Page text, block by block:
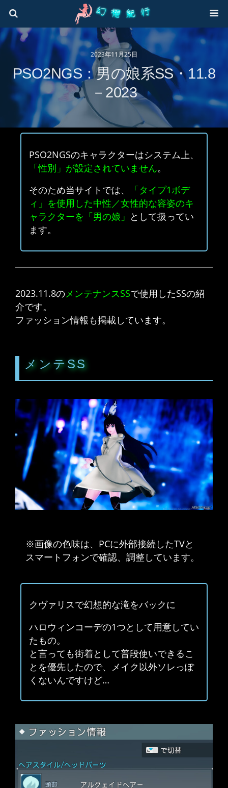
2023年11月25日
PSO2NGS：男の娘系SS・11.8
－2023
PSO2NGSのキャラクターはシステム上、
「性別」が設定されていません。
そのため当サイトでは、
「タイプ1ボデ
ィ」を使用した中性／女性的な容姿のキ
ャラクターを「男の娘」 として扱ってい
ます。
2023.11.8のメンテナンスSSで使用したSSの紹
介です。
ファッション情報も掲載しています。
メンテSS
※画像の色味は、PCに外部接続したTVと
スマートフォンで確認、調整しています。
クヴァリスで幻想的な滝をバックに
ハロウィンコーデの1つとして用意してい
たもの。
と言っても街着として普段使いできるこ
とを優先したので、メイク以外ソレっぽ
くないんですけど…